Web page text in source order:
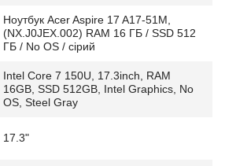
Ноутбук Acer Aspire 17 A17-51M,
(NX.J0JEX.002) RAM 16 ГБ / SSD 512
ГБ / No OS / сірий
Intel Core 7 150U, 17.3inch, RAM
16GB, SSD 512GB, Intel Graphics, No
OS, Steel Gray
17.3"